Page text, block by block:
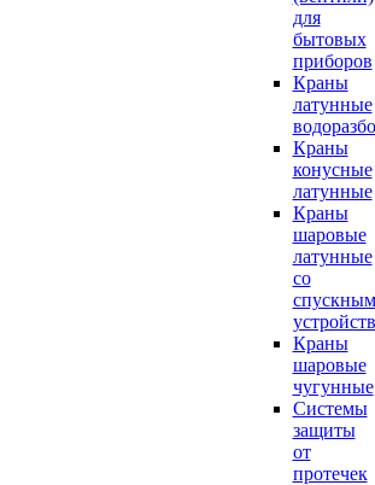
для
бытовых
приборов
Краны
латунные
Краны
конусные
латунные
Краны
шаровые
латунные
со
спускным
Краны
шаровые
чугунные
Системы
защиты
от
протечек